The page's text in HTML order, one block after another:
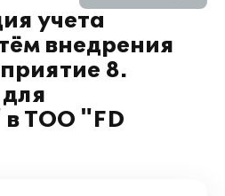
учета
внедрения
8.
в ТОО "FD